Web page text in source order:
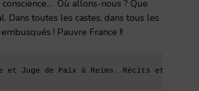
Où allons-nous ? Que
Dans toutes les castes, dans tous les
! Pauvre France !!
et Juge de Paix à Reims. Récits et